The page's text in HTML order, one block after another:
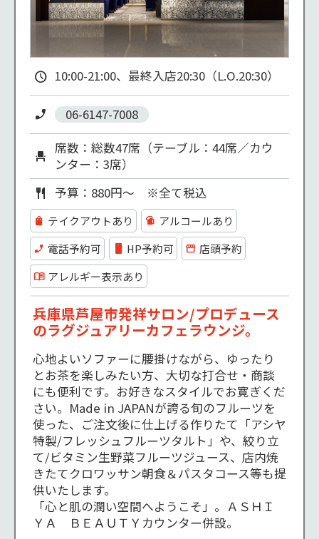
京今日／KYOTO あのん CAFE
珈琲所 コメダ珈琲店
富山・石川・福井情報発信拠点 「HOKURIKU+」（ホクリクプラス）
THE CORNER Pizzeria&Café
TOBI SHOP
HARNEY ＆ SONS Tea Salon
CRISP SALAD WORKS
タリーズコーヒー
フレッシュネスバーガー
ミルク＆パフェ よつ葉ホワイトコージ
10:00-21:00、最終入店20:30（L.O.20:30）
06-6147-7008
席数：総数47席（テーブル：44席／カウ
ンター：3席）
予算：880円～　※全て税込
テイクアウトあり
アルコールあり
電話予約可
HP予約可
店頭予約
アレルギー表示あり
兵庫県芦屋市発祥サロン/プロデュース
のラグジュアリーカフェラウンジ。
心地よいソファーに腰掛けながら、ゆったり
とお茶を楽しみたい方、大切な打合せ・商談
にも便利です。お好きなスタイルでお寛ぎくだ
さい。Made in JAPANが誇る旬のフルーツを
使った、ご注文後に仕上げる作りたて「アシヤ
特製/フレッシュフルーツタルト」や、絞り立
て/ビタミン生野菜フルーツジュース、店内焼
きたてクロワッサン朝食＆パスタコース等も提
供いたします。
「心と肌の潤い空間へようこそ」。ＡＳＨＩ
ＹＡ　ＢＥＡＵＴＹカウンター併設。